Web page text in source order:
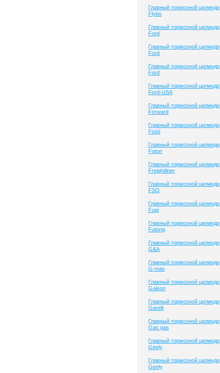
Главный тормозной цилиндр
Flybo
Главный тормозной цилиндр
Ford
Главный тормозной цилиндр
Ford
Главный тормозной цилиндр
Ford
Главный тормозной цилиндр
Ford-USA
Главный тормозной цилиндр
Forward
Главный тормозной цилиндр
Fosti
Главный тормозной цилиндр
Foton
Главный тормозной цилиндр
Freightliner
Главный тормозной цилиндр
FSO
Главный тормозной цилиндр
Fuqi
Главный тормозной цилиндр
Futong
Главный тормозной цилиндр
G&A
Главный тормозной цилиндр
G-max
Главный тормозной цилиндр
Galeon
Главный тормозной цилиндр
Garelli
Главный тормозной цилиндр
Gas gas
Главный тормозной цилиндр
Geely
Главный тормозной цилиндр
Geely